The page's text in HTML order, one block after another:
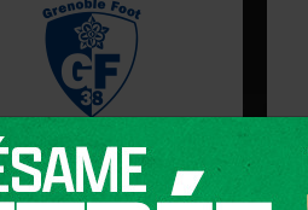
LIGUE 2 BKT
JOURNÉE 3